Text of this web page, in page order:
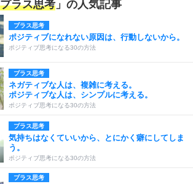
プラス思考 」の人気記事
プラス思考
ポジティブになれない原因は、行動しないから。
ポジティブ思考になる30の方法
プラス思考
ネガティブな人は、複雑に考える。
ポジティブな人は、シンプルに考える。
ポジティブ思考になる30の方法
プラス思考
気持ちはなくていいから、とにかく癖にしてしま
う。
ポジティブ思考になる30の方法
プラス思考